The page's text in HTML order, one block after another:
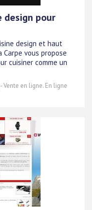
design pour
design et haut
vous propose
cuisiner comme un
Vente en ligne. En ligne